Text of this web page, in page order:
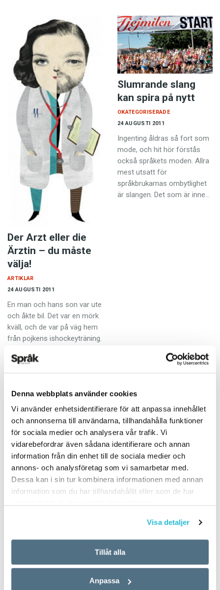
Denna webbplats använder cookies
Vi använder enhetsidentifierare för att anpassa innehållet
och annonserna till användarna, tillhandahålla funktioner
för sociala medier och analysera vår trafik. Vi
vidarebefordrar även sådana identifierare och annan
information från din enhet till de sociala medier och
annons- och analysföretag som vi samarbetar med.
Dessa kan i sin tur kombinera informationen med annan
information som du har tillhandahållit eller som de har
Visa detaljer
Tillåt alla
Anpassa
Der Arzt eller die
Ärztin – du måste
välja!
24 AUGUSTI 2011
ARTIKLAR
En man och hans son var ute
och åkte bil. Det var en mörk
kväll, och de var på väg hem
från pojkens ishockeyträning.
Slumrande slang
kan spira på nytt
24 AUGUSTI 2011
OKATEGORISERADE
Ingenting åldras så fort som
mode, och hit hör förstås
också språkets moden. Allra
mest utsatt för
språkbrukarnas ombytlighet
är slangen. Det som är inne…
Ray bakar
filmfigurer
24 AUGUSTI 2011
OKATEGORISERADE
beskriver Lolita Ray som
Populär ingång till
språk
Julia Tuneld, 15, har två
vänstra öga. Hon vet inte vad